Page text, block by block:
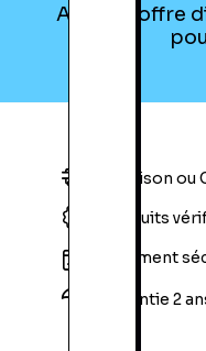
Contrôle Sans Fil
Non
Couplage Stéréo:
Wifi:
Compatible NFC:
Connecteur Apple
Aucune offre
Livraison
Produits
Paiement
Garantie 2